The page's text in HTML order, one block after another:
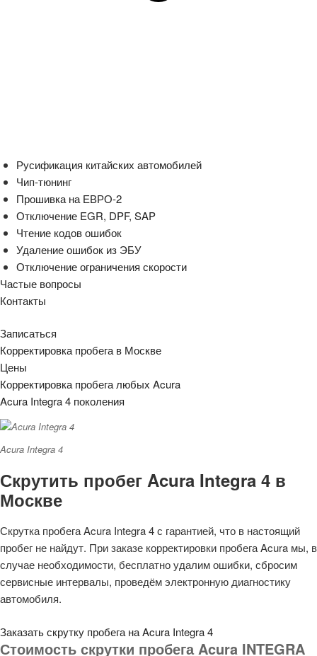
Русификация китайских автомобилей
Чип-тюнинг
Прошивка на ЕВРО-2
Отключение EGR, DPF, SAP
Чтение кодов ошибок
Удаление ошибок из ЭБУ
Отключение ограничения скорости
Частые вопросы
Контакты
Записаться
Корректировка пробега в Москве
Цены
Корректировка пробега любых Acura
Acura Integra 4 поколения
Acura Integra 4
Скрутить пробег Acura Integra 4 в
Москве
Скрутка пробега Acura Integra 4 с гарантией, что в настоящий
пробег не найдут. При заказе корректировки пробега Acura мы, в
случае необходимости, бесплатно удалим ошибки, сбросим
сервисные интервалы, проведём электронную диагностику
автомобиля.
Заказать скрутку пробега на Acura Integra 4
Стоимость скрутки пробега Acura INTEGRA